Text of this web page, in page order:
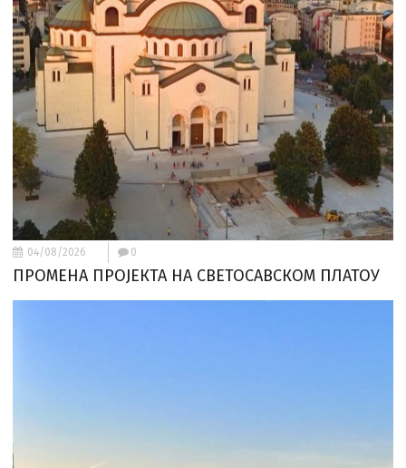
04/08/2026 0
ПРОМЕНА ПРОЈЕКТА НА СВЕТОСАВСКОМ ПЛАТОУ